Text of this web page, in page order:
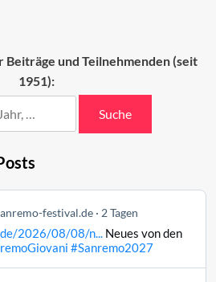
Beiträge und Teilnehmenden (seit
1951):
Suche
festival.de 2 Tagen
2026/08/08/n...Neues von den
#Sanremo2027